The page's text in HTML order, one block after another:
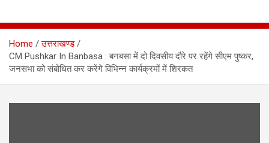
Home
उत्तराखण्ड
CM Pushkar In Banbasa : बनबसा में दो दिवसीय दौरे पर रहेंगे सीएम पुष्कर,
जनसभा को संबोधित कर करेंगे विभिन्न कार्यक्रमों में शिरकत